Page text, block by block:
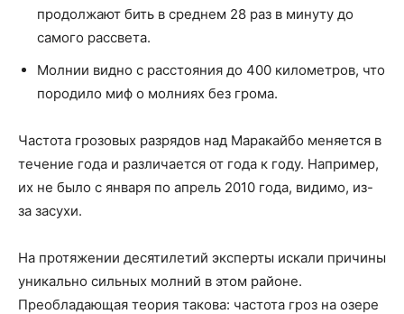
продолжают бить в среднем 28 раз в минуту до
самого рассвета.
Молнии видно с расстояния до 400 километров, что
породило миф о молниях без грома.
Частота грозовых разрядов над Маракайбо меняется в
течение года и различается от года к году. Например,
их не было с января по апрель 2010 года, видимо, из-
за засухи.
На протяжении десятилетий эксперты искали причины
уникально сильных молний в этом районе.
Преобладающая теория такова: частота гроз на озере